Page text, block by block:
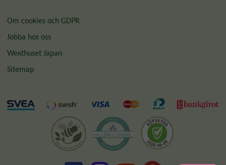
Om cookies och GDPR
Jobba hos oss
Wexthuset Japan
Sitemap